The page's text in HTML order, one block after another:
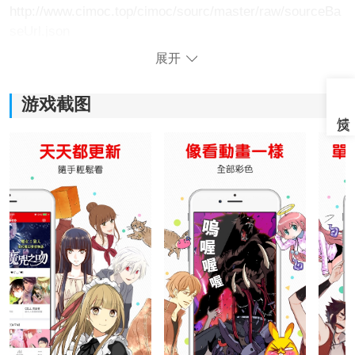
1、打开Cimoc漫画进入首页，在左上角找到菜单按钮并
点击进入功能列表。
展开
游戏截图